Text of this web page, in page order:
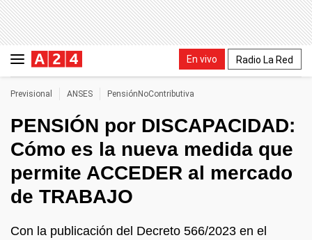
En vivo Radio La Red
Previsional ANSES PensiónNoContributiva
PENSIÓN por DISCAPACIDAD:
Cómo es la nueva medida que
permite ACCEDER al mercado
de TRABAJO
Con la publicación del Decreto 566/2023 en el